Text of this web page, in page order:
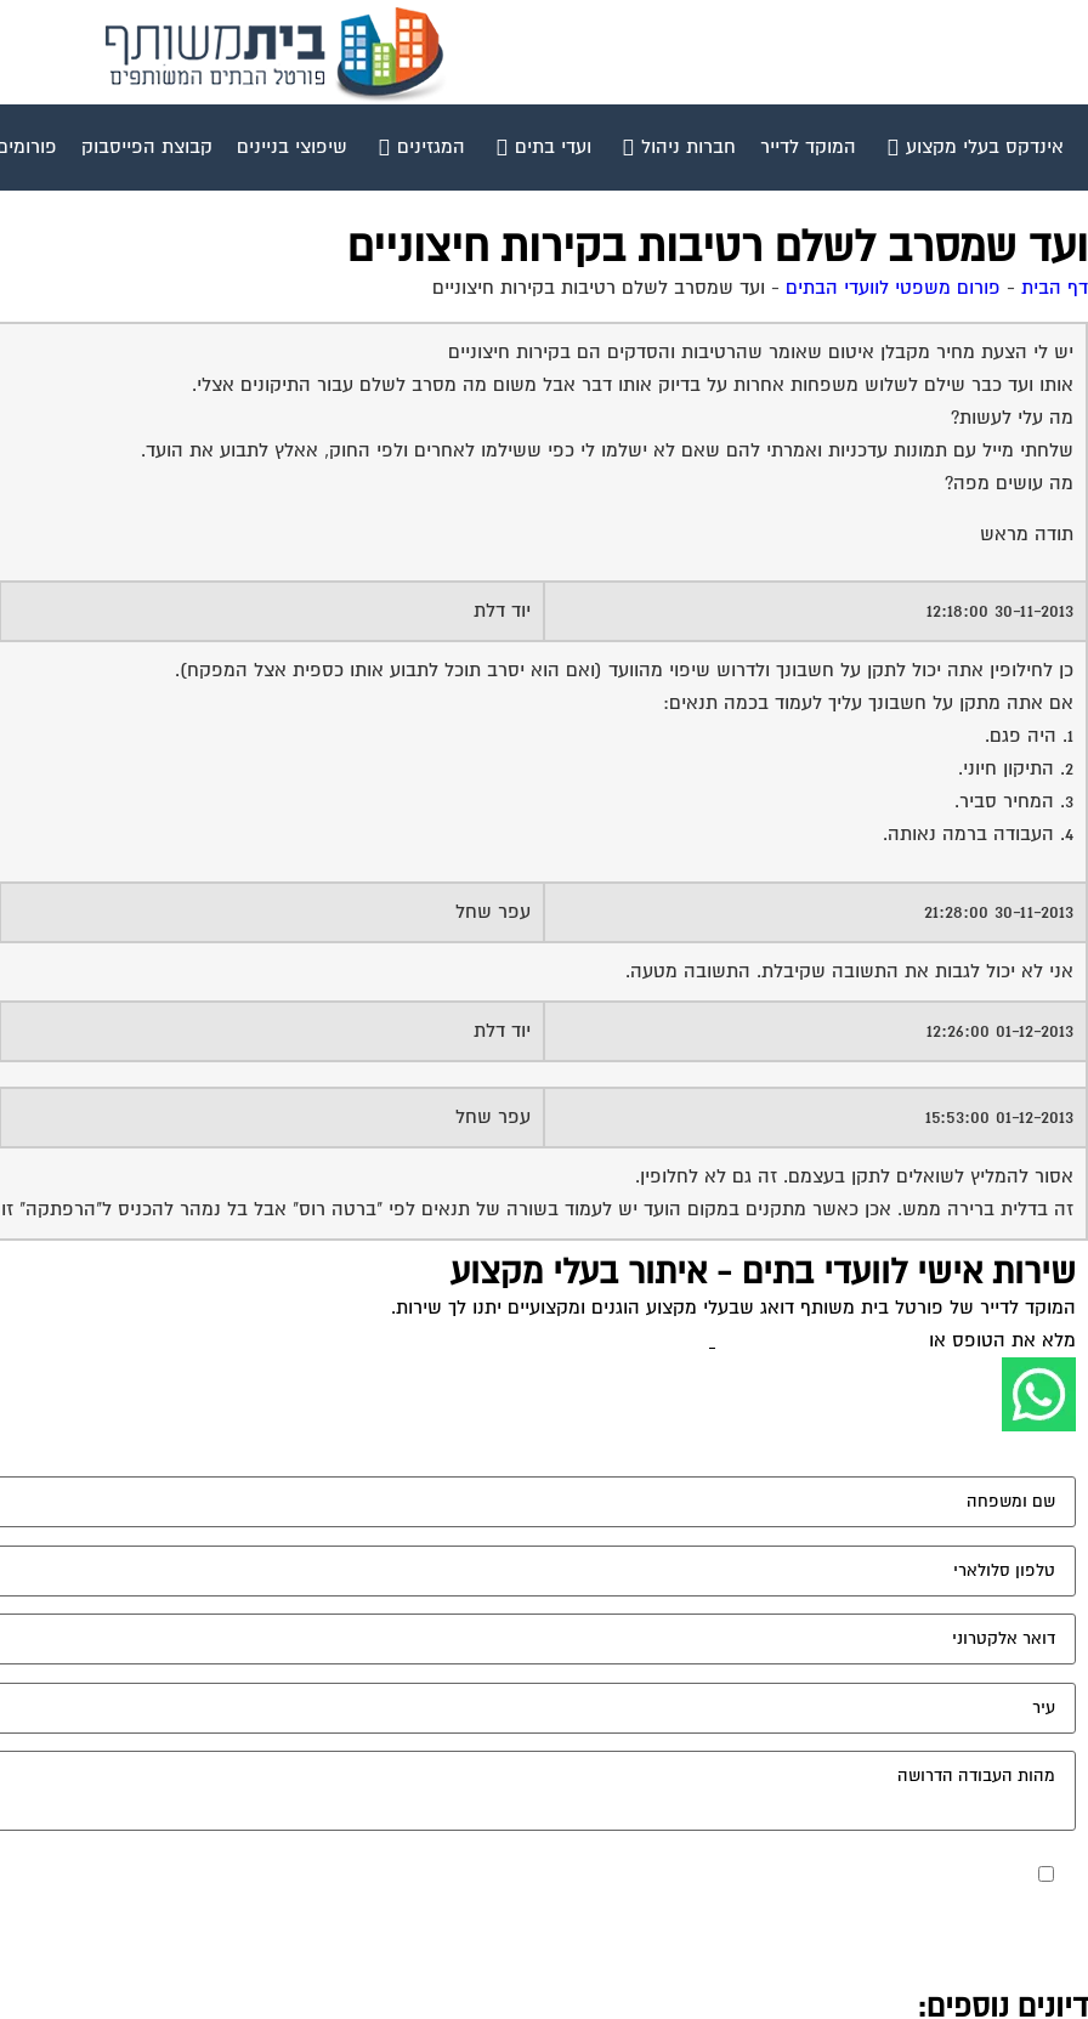
אינדקס בעלי מקצוע המוקד לדייר חברות ניהול ועדי בתים המגזינים שיפוצי בניינים קבוצת הפייסבוק
ועד שמסרב לשלם רטיבות בקירות חיצוניים
דף הבית - פורום משפטי לוועדי הבתים - ועד שמסרב לשלם רטיבות בקירות חיצוניים
יש לי הצעת מחיר מקבלן איטום שאומר שהרטיבות והסדקים הם בקירות חיצוניים
אותו ועד כבר שילם לשלוש משפחות אחרות על בדיוק אותו דבר אבל משום מה מסרב לשלם עבור התיקונים אצלי.
מה עלי לעשות?
שלחתי מייל עם תמונות עדכניות ואמרתי להם שאם לא ישלמו לי כפי ששילמו לאחרים ולפי החוק, אאלץ לתבוע את הועד.
מה עושים מפה?
תודה מראש
30-11-2013 12:18:00 יוד דלת
כן לחילופין אתה יכול לתקן על חשבונך ולדרוש שיפוי מהוועד (ואם הוא יסרב תוכל לתבוע אותו כספית אצל המפקח).
אם אתה מתקן על חשבונך עליך לעמוד בכמה תנאים:
1. היה פגם.
2. התיקון חיוני.
3. המחיר סביר.
4. העבודה ברמה נאותה.
30-11-2013 21:28:00 עפר שחל
אני לא יכול לגבות את התשובה שקיבלת. התשובה מטעה.
01-12-2013 12:26:00 יוד דלת
01-12-2013 15:53:00 עפר שחל
אסור להמליץ לשואלים לתקן בעצמם. זה גם לא לחלופין.
זה בדלית ברירה ממש. אכן כאשר מתקנים במקום הועד יש לעמוד בשורה של תנאים לפי "ברטה רוס" אבל בל נמהר להכניס ל"הרפתקה" זו
שירות אישי לוועדי בתים - איתור בעלי מקצוע
המוקד לדייר של פורטל בית משותף דואג שבעלי מקצוע הוגנים ומקצועיים יתנו לך שירות.
מלא את הטופס או
דיונים נוספים: